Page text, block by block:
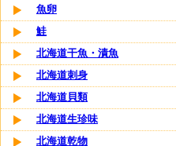
魚卵
鮭
北海道干魚・漬魚
北海道刺身
北海道貝類
北海道生珍味
北海道乾物